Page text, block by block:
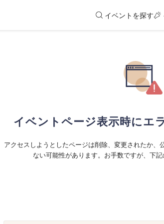
イベントを探す
イベントページ表示時にエ
アクセスしようとしたページは削除、変更されたか、
ない可能性があります。お手数ですが、下記